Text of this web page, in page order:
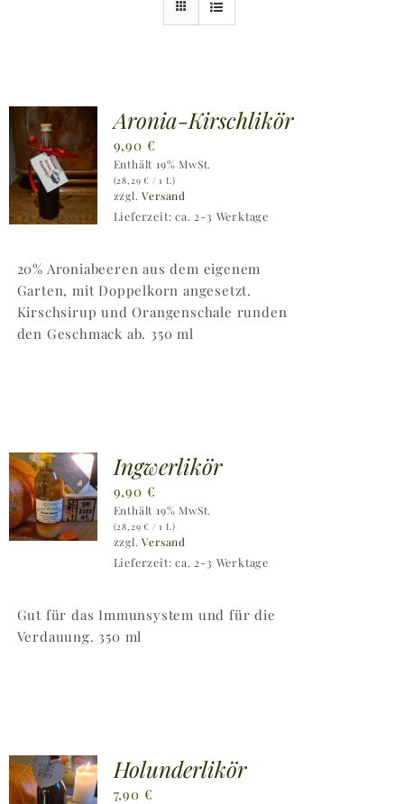
Anfahrt + Kontakt
Aronia-Kirschlikör
9,90 €
Enthält 19% MwSt.
(28,29€ / 1 L)
zzgl.Versand
Lieferzeit: ca. 2-3 Werktage
20% Aroniabeeren aus dem eigenem
Garten, mit Doppelkorn angesetzt.
Kirschsirup und Orangenschale runden
den Geschmack ab. 350 ml
Ingwerlikör
9,90 €
Enthält 19% MwSt.
(28,29€ / 1 L)
zzgl.Versand
Lieferzeit: ca. 2-3 Werktage
Gut für das Immunsystem und für die
Verdauung. 350 ml
Holunderlikör
7,90 €